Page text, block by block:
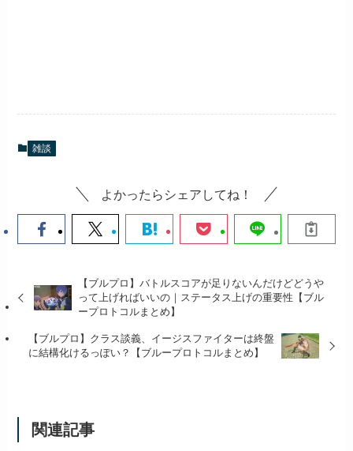
雑談
よかったらシェアしてね！
【ブルプロ】バトルスコアが足りないんだけどどうや
って上げればいいの｜ステータス上げの重要性【ブル
ープロトコルまとめ】
【ブルプロ】クラス談義、イージスファイターは終盤
に結構化けるっぽい？【ブループロトコルまとめ】
関連記事